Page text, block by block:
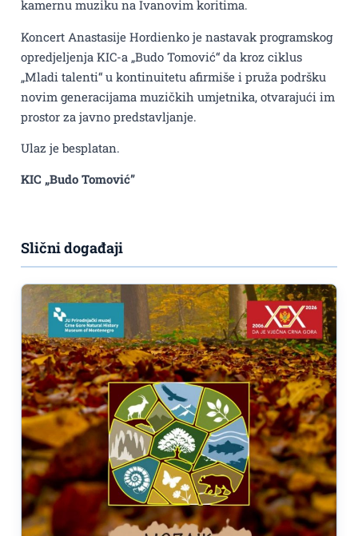
kamernu muziku na Ivanovim koritima.
Koncert Anastasije Hordienko je nastavak programskog
opredjeljenja KIC-a „Budo Tomović“ da kroz ciklus
„Mladi talenti“ u kontinuitetu afirmiše i pruža podršku
novim generacijama muzičkih umjetnika, otvarajući im
prostor za javno predstavljanje.
Ulaz je besplatan.
KIC „Budo Tomović”
Slični događaji